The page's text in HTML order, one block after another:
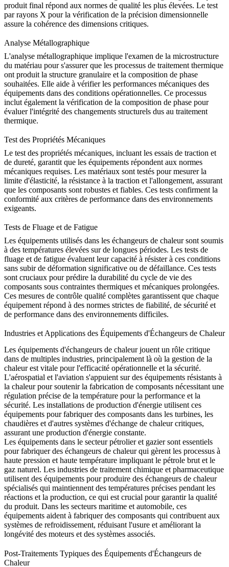
produit final répond aux normes de qualité les plus élevées. Le test
par rayons X pour la vérification de la précision dimensionnelle
assure la cohérence des dimensions critiques.
Analyse Métallographique
L'analyse métallographique implique l'examen de la microstructure
du matériau pour s'assurer que les processus de traitement thermique
ont produit la structure granulaire et la composition de phase
souhaitées. Elle aide à vérifier les performances mécaniques des
équipements dans des conditions opérationnelles. Ce processus
inclut également la vérification de la composition de phase pour
évaluer l'intégrité des changements structurels dus au traitement
thermique.
Test des Propriétés Mécaniques
Le test des propriétés mécaniques, incluant les essais de traction et
de dureté, garantit que les équipements répondent aux normes
mécaniques requises. Les matériaux sont testés pour mesurer la
limite d'élasticité, la résistance à la traction et l'allongement, assurant
que les composants sont robustes et fiables. Ces tests confirment la
conformité aux critères de performance dans des environnements
exigeants.
Tests de Fluage et de Fatigue
Les équipements utilisés dans les échangeurs de chaleur sont soumis
à des températures élevées sur de longues périodes. Les tests de
fluage et de fatigue évaluent leur capacité à résister à ces conditions
sans subir de déformation significative ou de défaillance. Ces tests
sont cruciaux pour prédire la durabilité du cycle de vie des
composants sous contraintes thermiques et mécaniques prolongées.
Ces mesures de contrôle qualité complètes garantissent que chaque
équipement répond à des normes strictes de fiabilité, de sécurité et
de performance dans des environnements difficiles.
Industries et Applications des Équipements d'Échangeurs de Chaleur
Les équipements d'échangeurs de chaleur jouent un rôle critique
dans de multiples industries, principalement là où la gestion de la
chaleur est vitale pour l'efficacité opérationnelle et la sécurité.
L'aérospatial et l'aviation s'appuient sur des équipements résistants à
la chaleur pour soutenir la fabrication de composants nécessitant une
régulation précise de la température pour la performance et la
sécurité. Les installations de production d'énergie utilisent ces
équipements pour fabriquer des composants dans les turbines, les
chaudières et d'autres systèmes d'échange de chaleur critiques,
assurant une production d'énergie constante.
Les équipements dans le secteurpétrolier et gaziersont essentiels
pour fabriquer des échangeurs de chaleur qui gèrent les processus à
haute pression et haute température impliquant le pétrole brut et le
gaz naturel. Les industries de traitement chimique et pharmaceutique
utilisent des équipements pour produire des échangeurs de chaleur
spécialisés qui maintiennent des températures précises pendant les
réactions et la production, ce qui est crucial pour garantir la qualité
du produit. Dans les secteurs maritime et automobile, ces
équipements aident à fabriquer des composants qui contribuent aux
systèmes de refroidissement, réduisant l'usure et améliorant la
longévité des moteurs et des systèmes associés.
Post-Traitements Typiques des Équipements d'Échangeurs de
Chaleur